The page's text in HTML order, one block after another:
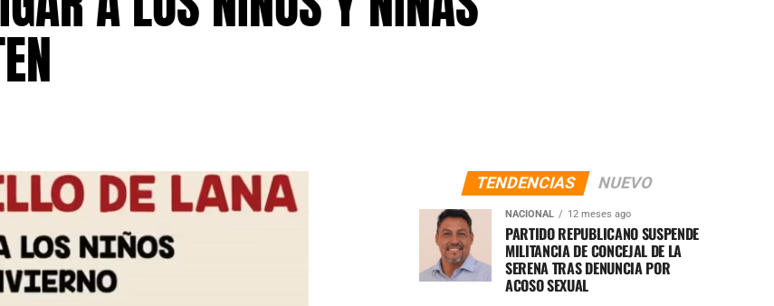
TENDENCIAS NUEVO
NACIONAL 12 meses ago
PARTIDO REPUBLICANO SUSPENDE
MILITANCIA DE CONCEJAL DE LA
SERENA TRAS DENUNCIA POR
ACOSO SEXUAL